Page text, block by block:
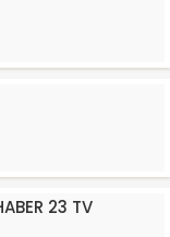
23 TV